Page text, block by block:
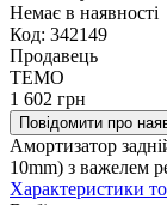
Немає в наявності
Код: 342149
Продавець
TEMO
1 602 грн
Повідомити про
Амортизатор
10mm) з важелем
Характеристики